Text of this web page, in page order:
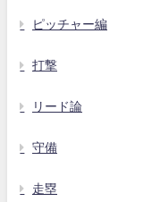
ピッチャー編
打撃
リード論
守備
走塁